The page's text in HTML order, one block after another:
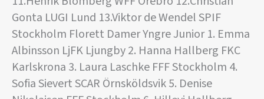
Gonta LUGI Lund 13.Viktor de Wendel SPIF
Stockholm Florett Damer Yngre Junior 1. Emma
Albinsson LjFK Ljungby 2. Hanna Hallberg FKC
Karlskrona 3. Laura Laschke FFF Stockholm 4.
Sofia Sievert SCAR Örnsköldsvik 5. Denise